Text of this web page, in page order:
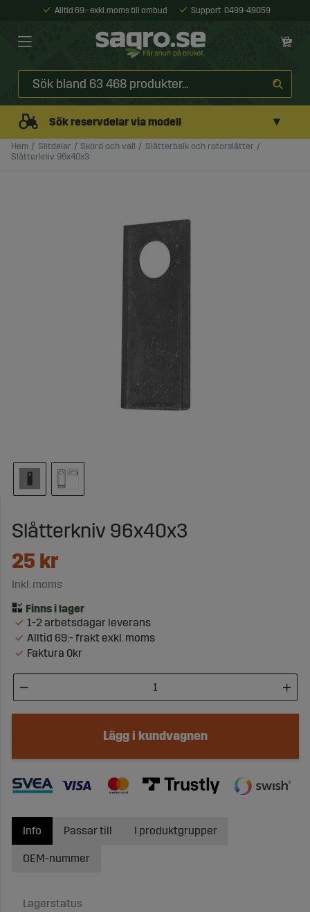
Alltid 69:- exkl. moms till ombud Support 0499-49059
Sök reservdelar via modell ▼
Hem Slitdelar Skörd och vall
Slåtterbalk och rotorslåtter
Slåtterkniv 96x40x3
Slåtterkniv 96x40x3
25 kr
Inkl. moms
1-2 arbetsdagar leverans
Alltid 69:- frakt exkl. moms
Faktura 0kr
Lägg i kundvagnen
Info
Lagerstatus
Passar till I produktgrupper
OEM-nummer